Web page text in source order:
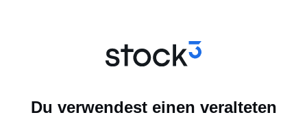
Du verwendest einen veralteten